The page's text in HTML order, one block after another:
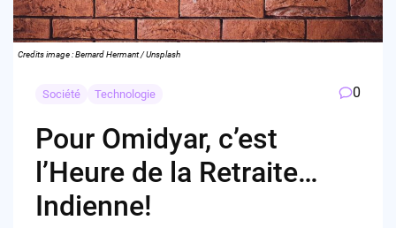
Credits image : Bernard Hermant / Unsplash
Société Technologie 0
Pour Omidyar, c’est
l’Heure de la Retraite…
Indienne!